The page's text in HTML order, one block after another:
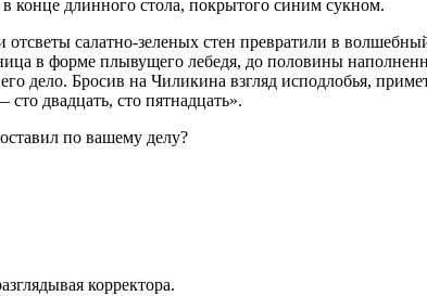
конце длинного стола, покрытого синим сукном.
салатно-зеленых стен превратили в
в форме плывущего лебедя, до половины
дело. Бросив на Чиликина взгляд исподлобья,
двадцать, сто пятнадцать».
по вашему делу?
корректора.